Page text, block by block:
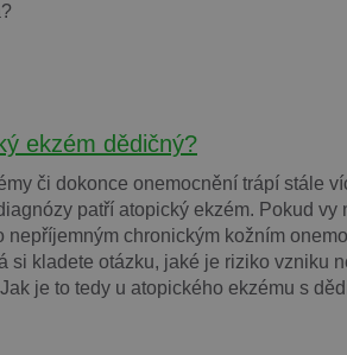
ekzém dědičný?
či dokonce onemocnění trápí stále
patří atopický ekzém. Pokud vy
nepříjemným chronickým kožním
si kladete otázku, jaké je riziko vzniku
je to tedy u atopického ekzému s